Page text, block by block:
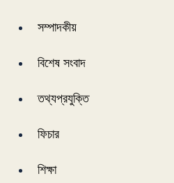
সম্পাদকীয়
বিশেষ সংবাদ
তথ্যপ্রযুক্তি
ফিচার
শিক্ষা